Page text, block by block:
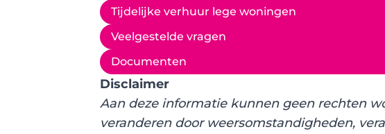
Tijdelijke verhuur lege woningen
Veelgestelde vragen
Documenten
Disclaimer
Aan deze informatie kunnen geen rechten
veranderen door weersomstandigheden,